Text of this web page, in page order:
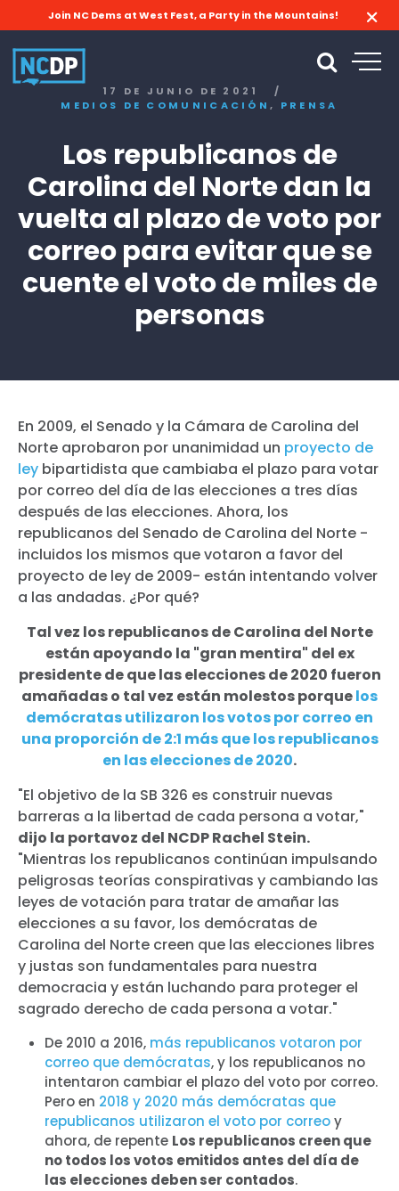
Join NC Dems at West Fest, a Party in the Mountains!
17 DE JUNIO DE 2021
/
MEDIOS DE COMUNICACIÓN, PRENSA
Los republicanos de
Carolina del Norte dan la
vuelta al plazo de voto por
correo para evitar que se
cuente el voto de miles de
personas
En 2009, el Senado y la Cámara de Carolina del
Norte aprobaron por unanimidad un proyecto de
ley bipartidista que cambiaba el plazo para votar
por correo del día de las elecciones a tres días
después de las elecciones. Ahora, los
republicanos del Senado de Carolina del Norte -
incluidos los mismos que votaron a favor del
proyecto de ley de 2009- están intentando volver
a las andadas. ¿Por qué?
Tal vez los republicanos de Carolina del Norte
están apoyando la "gran mentira" del ex
presidente de que las elecciones de 2020 fueron
amañadas o tal vez están molestos porquelos
demócratas utilizaron los votos por correo en
una proporción de 2:1 más que los republicanos
en las elecciones de 2020.
"El objetivo de la SB 326 es construir nuevas
barreras a la libertad de cada persona a votar,"
dijo la portavoz del NCDP Rachel Stein.
"Mientras los republicanos continúan impulsando
peligrosas teorías conspirativas y cambiando las
leyes de votación para tratar de amañar las
elecciones a su favor, los demócratas de
Carolina del Norte creen que las elecciones libres
y justas son fundamentales para nuestra
democracia y están luchando para proteger el
sagrado derecho de cada persona a votar."
De 2010 a 2016, más republicanos votaron por
correo que demócratas, y los republicanos no
intentaron cambiar el plazo del voto por correo.
Pero en 2018 y 2020 más demócratas que
republicanos utilizaron el voto por correoy
ahora, de repente Los republicanos creen que
no todos los votos emitidos antes del día de
las elecciones deben ser contados.